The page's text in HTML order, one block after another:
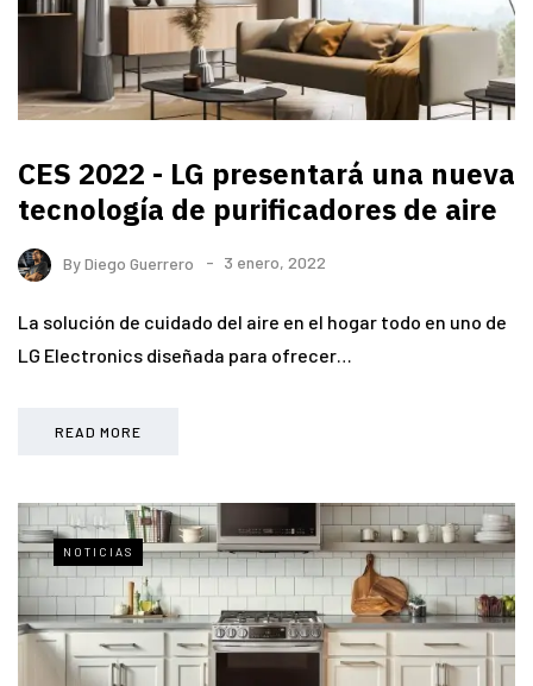
CES 2022 - LG presentará una nueva
tecnología de purificadores de aire
ByDiego Guerrero 3 enero, 2022
La solución de cuidado del aire en el hogar todo en uno de
LG Electronics diseñada para ofrecer…
READ MORE
NOTICIAS